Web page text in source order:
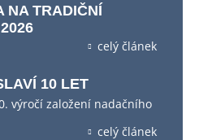
NA TRADIČNÍ
celý článek
10 LET
výročí založení nadačního
celý článek